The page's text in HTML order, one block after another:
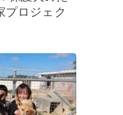
プロジェク